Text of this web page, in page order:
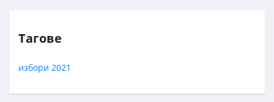
Тагове
избори 2021